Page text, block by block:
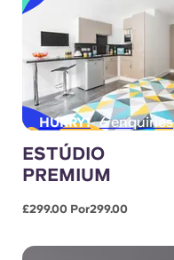
HURRY! 6 enquiries
ESTÚDIO
PREMIUM
£299.00 Por299.00